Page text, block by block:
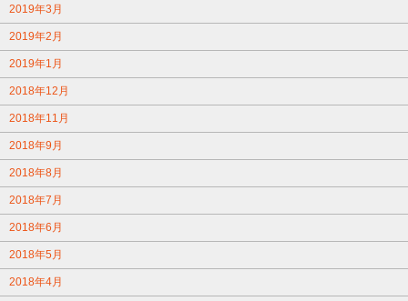
2019年3月
2019年2月
2019年1月
2018年12月
2018年11月
2018年9月
2018年8月
2018年7月
2018年6月
2018年5月
2018年4月